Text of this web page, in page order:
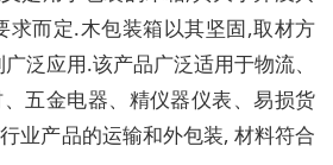
求而定.木包装箱以其坚固,取材方
泛应用.该产品广泛适用于物流、
五金电器、精仪器仪表、易损货
业产品的运输和外包装, 材料符合